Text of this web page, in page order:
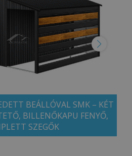
BEÁLLÓVAL SMK – KÉT
BILLENŐKAPU FENYŐ,
SZEGŐK